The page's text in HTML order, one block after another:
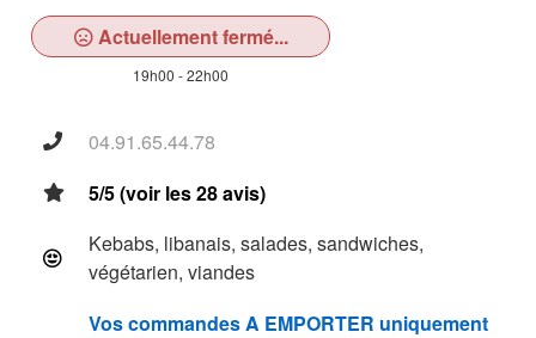
Actuellement fermé...
19h00 - 22h00
04.91.65.44.78
5/5 (voir les 28 avis)
Kebabs, libanais, salades, sandwiches,
végétarien, viandes
Vos commandes A EMPORTER uniquement